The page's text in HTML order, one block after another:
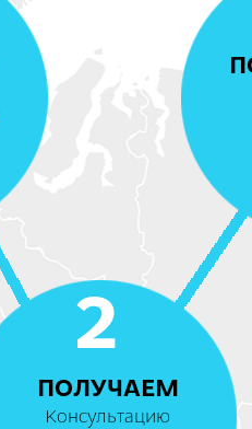
2
ПОЛУЧАЕМ
Консультацию